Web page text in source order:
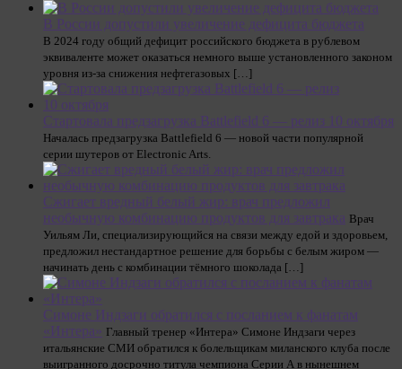
В России допустили увеличение дефицита бюджета
В 2024 году общий дефицит российского бюджета в рублевом
эквиваленте может оказаться немного выше установленного законом
уровня из-за снижения нефтегазовых […]
Стартовала предзагрузка Battlefield 6 — релиз 10 октября
Началась предзагрузка Battlefield 6 — новой части популярной
серии шутеров от Electronic Arts.
Сжигает вредный белый жир: врач предложил
необычную комбинацию продуктов для завтрака Врач
Уильям Ли, специализирующийся на связи между едой и здоровьем,
предложил нестандартное решение для борьбы с белым жиром —
начинать день с комбинации тёмного шоколада […]
Симоне Индзаги обратился с посланием к фанатам
«Интера» Главный тренер «Интера» Симоне Индзаги через
итальянские СМИ обратился к болельщикам миланского клуба после
выигранного досрочно титула чемпиона Серии А в нынешнем